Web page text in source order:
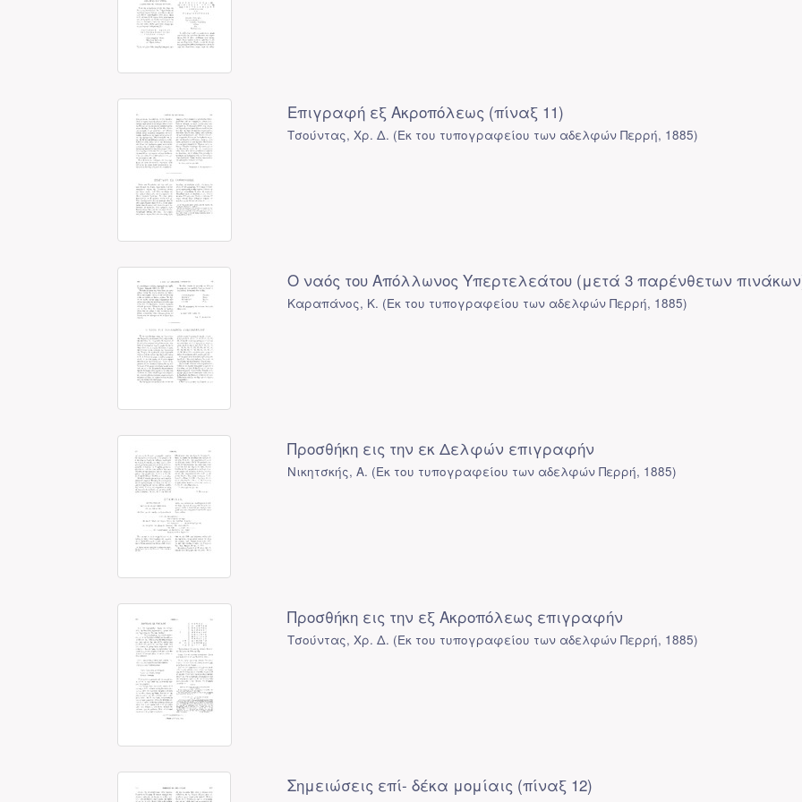
Επιγραφή εξ Ακροπόλεως (πίναξ 11)
Τσούντας, Χρ. Δ. (Εκ του τυπογραφείου των αδελφών Περρή, 1885)
Ο ναός του Απόλλωνος Υπερτελεάτου (μετά 3 παρένθετων
Καραπάνος, Κ. (Εκ του τυπογραφείου των αδελφών Περρή, 1885)
Προσθήκη εις την εκ Δελφών επιγραφήν
Νικητσκής, Α. (Εκ του τυπογραφείου των αδελφών Περρή, 1885)
Προσθήκη εις την εξ Ακροπόλεως επιγραφήν
Τσούντας, Χρ. Δ. (Εκ του τυπογραφείου των αδελφών Περρή, 1885)
Σημειώσεις επί- δέκα μομίαις (πίναξ 12)